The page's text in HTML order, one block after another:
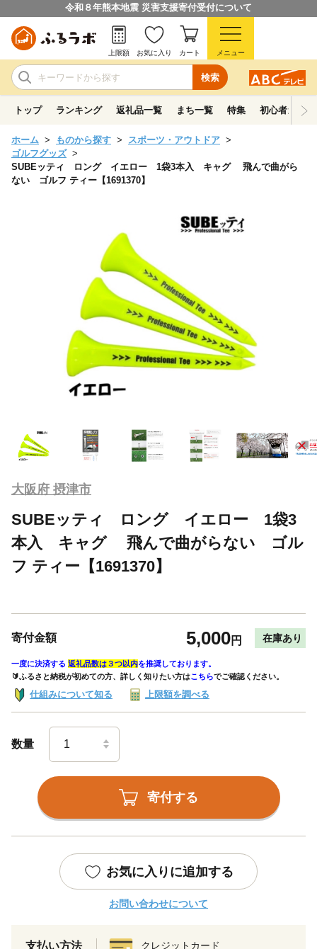
令和８年熊本地震 災害支援寄付受付について
検索
上限額 お気に入り カート メニュー
トップ ランキング 返礼品一覧 まち一覧 特集 初心者ガイド
ホーム ものから探す
スポーツ・アウトドア
ゴルフグッズ
SUBEッティ ロング イエロー 1袋3本入 キャグ 飛んで曲がら
ない ゴルフ ティー【1691370】
大阪府 摂津市
SUBEッティ ロング イエロー 1袋3
本入 キャグ 飛んで曲がらない ゴル
フ ティー【1691370】
寄付金額 5,000円 在庫あり
一度に決済する 返礼品数は３つ以内を推奨しております。
🔰ふるさと納税が初めての方、詳しく知りたい方はこちらでご確認ください。
仕組みについて知る 上限額を調べる
数量
寄付する
お気に入りに追加する
お問い合わせについて
支払い方法 クレジットカード